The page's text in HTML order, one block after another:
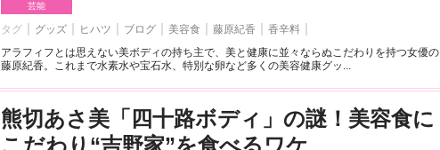
芸能
タグ グッズ ヒハツ ブログ 美容食 藤原紀香
香辛料
アラフィフとは思えない美ボディの持ち主で、美と健康に並々ならぬこだわりを持つ女優の
藤原紀香。これまで水素水や宝石水、特別な卵など多くの美容健康グッ...
熊切あさ美「四十路ボディ」の謎！美容食に